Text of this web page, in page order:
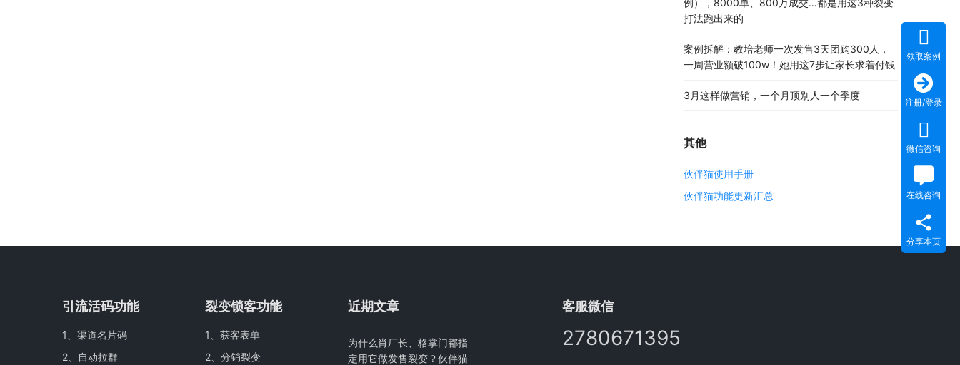
打法跑出来的
案例拆解：教培老师一次发售3天团购300人，
一周营业额破100w！她用这7步让家长求着付钱
3月这样做营销，一个月顶别人一个季度
其他
伙伴猫使用手册
伙伴猫功能更新汇总
引流活码功能
1、 渠道名片码
2、
自动拉群
裂变锁客功能
1、 获客表单
2、 分销裂变
近期文章
为什么肖厂长、格掌门都指
定用它做发售裂变？伙伴猫
客服微信
2780671395
领取案例
注册/登录
微信咨询
在线咨询
分享本页